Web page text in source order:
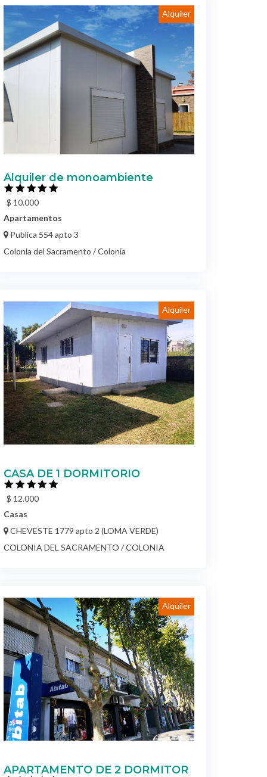
Alquiler
Alquiler de monoambiente
$ 10.000
Apartamentos
Publica 554 apto 3
Colonia del Sacramento / Colonia
Alquiler
CASA DE 1 DORMITORIO
$ 12.000
Casas
CHEVESTE 1779 apto 2 (LOMA VERDE)
COLONIA DEL SACRAMENTO / COLONIA
Alquiler
APARTAMENTO DE 2 DORMITOR